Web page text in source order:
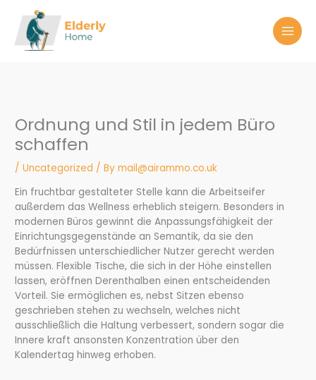
content
Ordnung und Stil in jedem Büro
schaffen
/Uncategorized / Bymail@airammo.co.uk
Ein fruchtbar gestalteter Stelle kann die Arbeitseifer
außerdem das Wellness erheblich steigern. Besonders in
modernen Büros gewinnt die Anpassungsfähigkeit der
Einrichtungsgegenstände an Semantik, da sie den
Bedürfnissen unterschiedlicher Nutzer gerecht werden
müssen. Flexible Tische, die sich in der Höhe einstellen
lassen, eröffnen Derenthalben einen entscheidenden
Vorteil. Sie ermöglichen es, nebst Sitzen ebenso
geschrieben stehen zu wechseln, welches nicht
ausschließlich die Haltung verbessert, sondern sogar die
Innere kraft ansonsten Konzentration über den
Kalendertag hinweg erhoben.